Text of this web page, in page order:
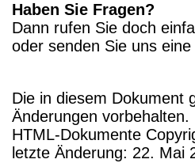
Haben Sie Fragen?
Dann rufen Sie doch
oder senden Sie uns eine
Die in diesem Dokument
Änderungen vorbehalten.
HTML-Dokumente
letzte Änderung: 22. Mai